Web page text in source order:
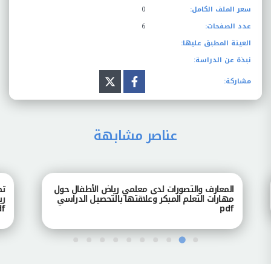
سعر الملف الكامل:
0
عدد الصفحات:
6
العينة المطبق عليها:
نبذة عن الدراسة:
مشاركة:
عناصر مشابهة
المعارف والتصورات لدى معلمي رياض الأطفال حول
مهارات التعلم المبكر وعلاقتها بالتحصيل الدراسي
pdf
pdf